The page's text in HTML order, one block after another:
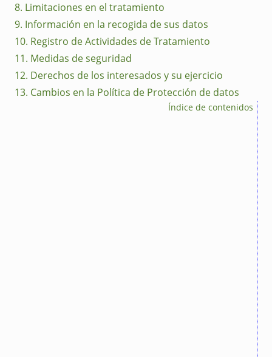
8. Limitaciones en el tratamiento
9. Información en la recogida de sus datos
10. Registro de Actividades de Tratamiento
11. Medidas de seguridad
12. Derechos de los interesados y su ejercicio
13. Cambios en la Política de Protección de datos
Índice de contenidos